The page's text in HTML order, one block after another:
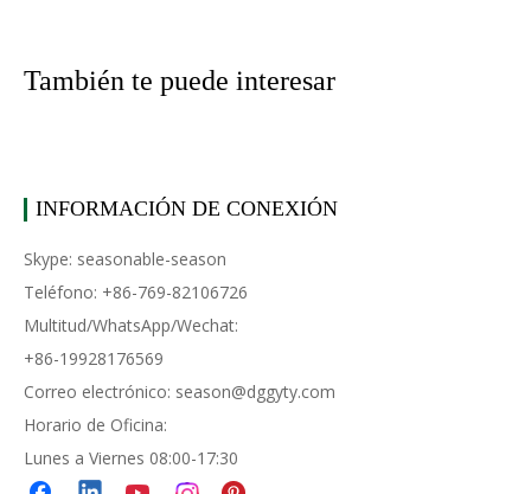
También te puede interesar
INFORMACIÓN DE CONEXIÓN
Skype: seasonable-season
Teléfono: +86-769-82106726
Multitud/WhatsApp/Wechat:
+86-19928176569
Correo electrónico: season@dggyty.com
Horario de Oficina:
Lunes a Viernes 08:00-17:30